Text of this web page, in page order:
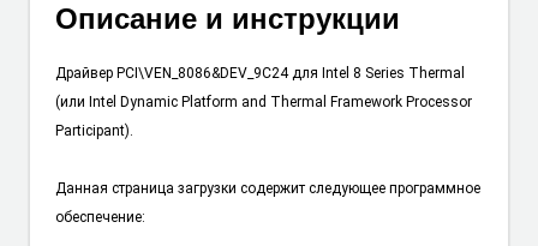
Описание и инструкции
Драйвер PCI\VEN_8086&DEV_9C24 для Intel 8 Series Thermal
(или Intel Dynamic Platform and Thermal Framework Processor
Participant).
Данная страница загрузки содержит следующее программное
обеспечение: